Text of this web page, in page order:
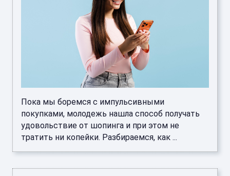
Пока мы боремся с импульсивными
покупками, молодежь нашла способ получать
удовольствие от шопинга и при этом не
тратить ни копейки. Разбираемся, как ...